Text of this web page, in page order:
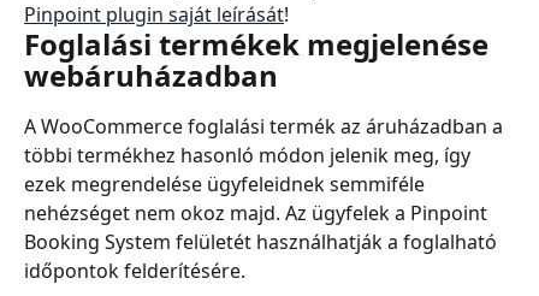
Pinpoint plugin saját leírását!
Foglalási termékek megjelenése
webáruházadban
A WooCommerce foglalási termék az áruházadban a
többi termékhez hasonló módon jelenik meg, így
ezek megrendelése ügyfeleidnek semmiféle
nehézséget nem okoz majd. Az ügyfelek a Pinpoint
Booking System felületét használhatják a foglalható
időpontok felderítésére.